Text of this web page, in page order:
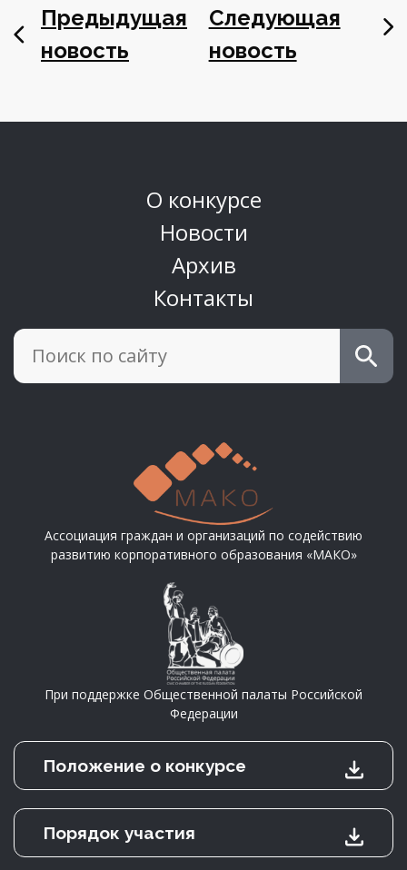
Предыдущая
новость
Следующая
новость
О конкурсе
Новости
Архив
Контакты
Ассоциация граждан и организаций по содействию
развитию корпоративного образования «МАКО»
При поддержке Общественной палаты Российской
Федерации
Положение о конкурсе
Порядок участия